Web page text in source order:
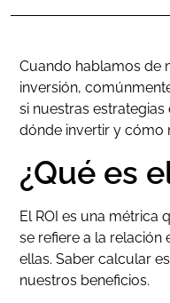
Cuando hablamos de
inversión,
si nuestras
dónde invertir y cómo
¿Qué es
El ROI es una métrica
se refiere a la
ellas. Saber calcular
nuestros beneficios.